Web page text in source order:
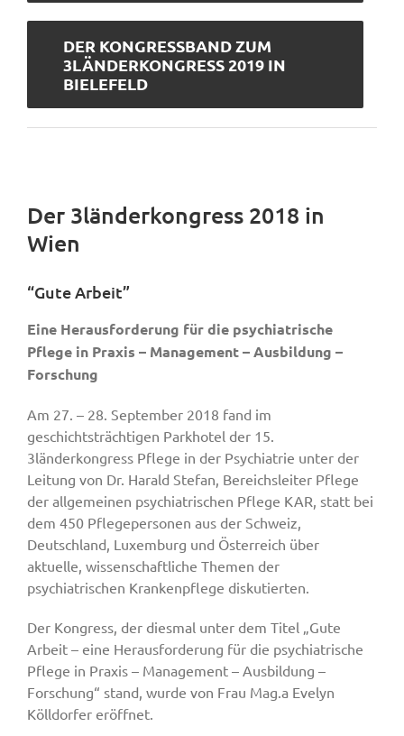
DER KONGRESSBAND ZUM
3LÄNDERKONGRESS 2019 IN
BIELEFELD
Der 3länderkongress 2018 in
Wien
“Gute Arbeit”
Eine Herausforderung für die psychiatrische
Pflege in Praxis – Management – Ausbildung –
Forschung
Am 27. – 28. September 2018 fand im
geschichtsträchtigen Parkhotel der 15.
3länderkongress Pflege in der Psychiatrie unter der
Leitung von Dr. Harald Stefan, Bereichsleiter Pflege
der allgemeinen psychiatrischen Pflege KAR, statt bei
dem 450 Pflegepersonen aus der Schweiz,
Deutschland, Luxemburg und Österreich über
aktuelle, wissenschaftliche Themen der
psychiatrischen Krankenpflege diskutierten.
Der Kongress, der diesmal unter dem Titel „Gute
Arbeit – eine Herausforderung für die psychiatrische
Pflege in Praxis – Management – Ausbildung –
Forschung“ stand, wurde von Frau Mag.a Evelyn
Kölldorfer eröffnet.